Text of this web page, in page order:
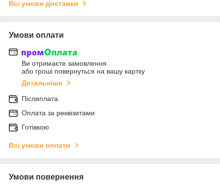
Всі умови доставки
Умови оплати
Ви отримаєте замовлення
або гроші повернуться на вашу картку
Детальніше
Післяплата
Оплата за реквізитами
Готівкою
Всі умови оплати
Умови повернення